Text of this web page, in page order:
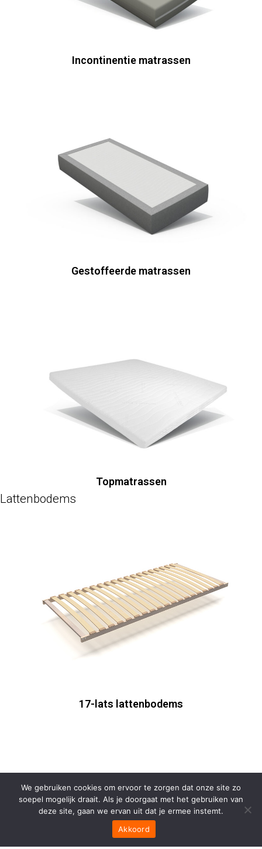
Incontinentie matrassen
Gestoffeerde matrassen
Topmatrassen
Lattenbodems
17-lats lattenbodems
We gebruiken cookies om ervoor te zorgen dat onze site zo
soepel mogelijk draait. Als je doorgaat met het gebruiken van
deze site, gaan we ervan uit dat je ermee instemt.
Akkoord